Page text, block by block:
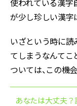
使われている漢字
が少し珍しい漢字
いざという時に読
てしまうなんてこ
ついては、この機
あなたは大丈夫